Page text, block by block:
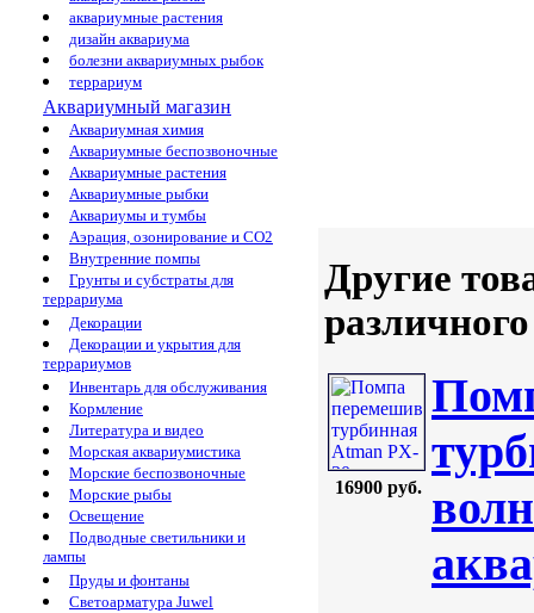
аквариумные растения
дизайн аквариума
болезни аквариумных рыбок
террариум
Аквариумный магазин
Аквариумная химия
Аквариумные беспозвоночные
Аквариумные растения
Аквариумные рыбки
Аквариумы и тумбы
Аэрация, озонирование и CO2
Внутренние помпы
Грунты и субстраты для
террариума
Декорации
Декорации и укрытия для
террариумов
Инвентарь для обслуживания
Кормление
Литература и видео
Морская аквариумистика
Морские беспозвоночные
Морские рыбы
Освещение
Подводные светильники и
лампы
Пруды и фонтаны
Светоарматура Juwel
Другие
16900 руб.